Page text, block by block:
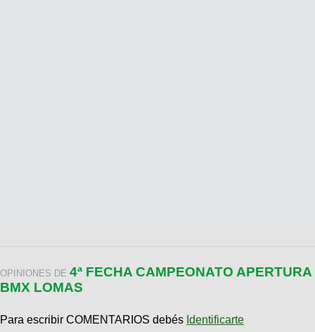
OPINIONES DE 4ª FECHA CAMPEONATO APERTURA
BMX LOMAS
Para escribir COMENTARIOS debés Identificarte